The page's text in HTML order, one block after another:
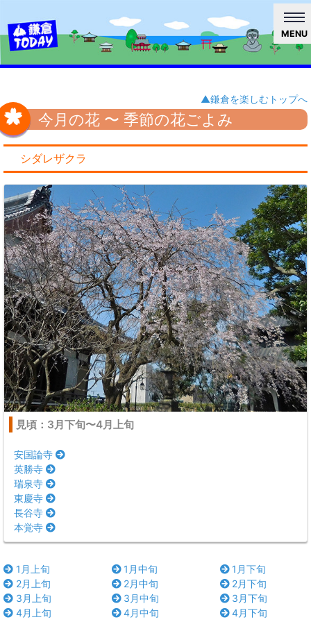
MENU
▲鎌倉を楽しむトップへ
今月の花 〜 季節の花ごよみ
シダレザクラ
見頃：3月下旬〜4月上旬
安国論寺
英勝寺
瑞泉寺
東慶寺
長谷寺
本覚寺
1月上旬 1月中旬
1月下旬
2月上旬
2月中旬
2月下旬
3月上旬
3月中旬
3月下旬
4月上旬
4月中旬
4月下旬